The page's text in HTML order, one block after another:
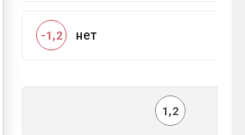
нет
-1,2
1,2